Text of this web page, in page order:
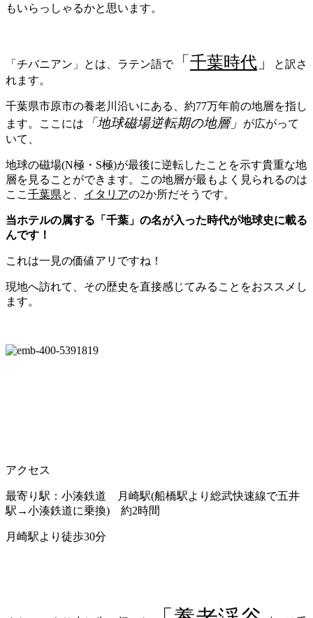
もいらっしゃるかと思います。
「チバニアン」とは、ラテン語で「 千葉時代 」
と訳さ
れます。
千葉県市原市の養老川沿いにある、約77万年前の地層を指し
ます。ここには
「地球磁場逆転期の地層」 が広がって
いて、
地球の磁場(N極・S極)が最後に逆転したことを示す貴重な地
層を見ることができます。この地層が最もよく見られるのは
ここ 千葉県と、 イタリアの2か所だそうです。
当ホテルの属する「千葉」の名が入った時代が地球史に載る
んです！
これは一見の価値アリですね！
現地へ訪れて、その歴史を直接感じてみることをおススメし
ます。
アクセス
最寄り駅：小湊鉄道 月崎駅(船橋駅より総武快速線で五井
駅→小湊鉄道に乗換) 約2時間
月崎駅より徒歩30分